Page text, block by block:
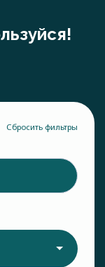
Сбросить фильтры